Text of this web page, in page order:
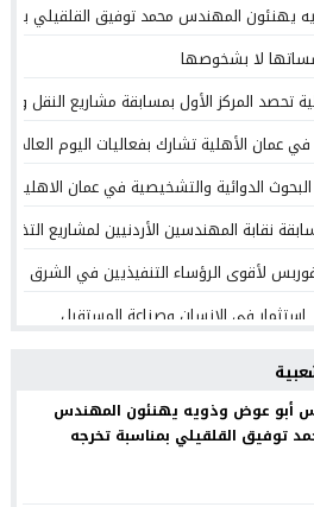
يهنئون المهندس محمد توفيق القلقيلي
لا بشخوصها
تحصد المركز الأول بمسابقة مشاريع النقل
في عمان الأهلية تشارك بفعاليات اليوم العالمي
البحوث الدوائية والتشخيصية في عمان
نقابة المهندسين الأردنيين لمشاريع
لأقوى الرؤساء التنفيذيين في الشرق
استثمار في الإنسان وصناعة المستقبل
بن سلطان ال نهيان مقاليد الحكم في أبو
يشكر الفريق الطبي في مستشفى البشير
الأردنية الصحي يعزز خدماته المجانية ويواصل
تحتفل بتخريج الفوج الثلاثين من طلبتها
أبو عوض وذويه يهنئون المهندس
توفيق القلقيلي بمناسبة تخرجه